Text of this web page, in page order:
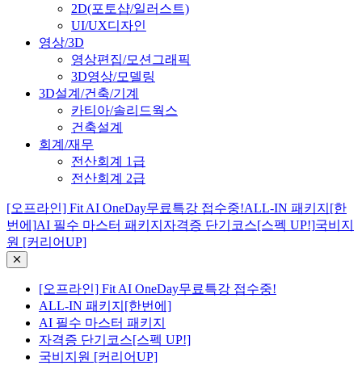
2D(포토샵/일러스트)
UI/UX디자인
영상/3D
영상편집/모션그래픽
3D영상/모델링
3D설계/건축/기계
카티아/솔리드웍스
건축설계
회계/재무
전산회계 1급
전산회계 2급
[오프라인] Fit AI OneDay무료특강 접수중!ALL-IN 패키지[한
번에]AI 필수 마스터 패키지 자격증 단기코스[스펙 UP!]국비지
원 [커리어UP]
[오프라인] Fit AI OneDay무료특강 접수중!
ALL-IN 패키지[한번에]
AI 필수 마스터 패키지
자격증 단기코스[스펙 UP!]
국비지원 [커리어UP]